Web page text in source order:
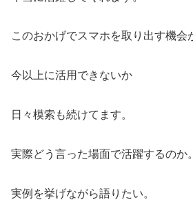
このおかげでスマホを取り出す機会
今以上に活用できないか
日々模索も続けてます。
実際どう言った場面で活躍するのか。
実例を挙げながら語りたい。